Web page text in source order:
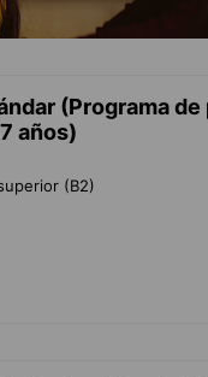
(Programa
años)
(B2)